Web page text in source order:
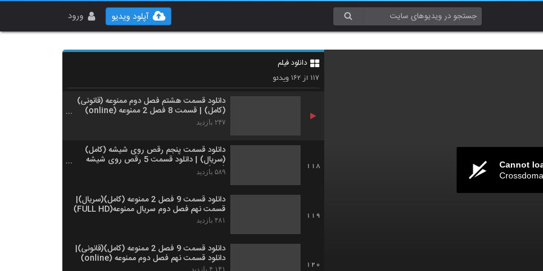
ورود آپلود ویدیو
Cannot
دانلود فیلم
۱۱۷ از ۱۶۲ ویدئو
(سریال) | قسمت 4 رقص روی شیشه (HD)
116
قسمت 4 سریال رقص روی شیشه (کامل)
دانلود قسمت هشتم فصل دوم ممنوعه (قانونی)
(کامل) | قسمت 8 فصل 2 ممنوعه (online)
(fullHD)
۲۴۷ بازدید
118
دانلود قسمت پنجم رقص روی شیشه (کامل)
(سریال) | دانلود قسمت 5 رقص روی شیشه
(HD)
۵۸۹ بازدید
119
دانلود قسمت 9 فصل 2 ممنوعه (کامل)(سریال)|
قسمت نهم فصل دوم سریال ممنوعه(FULL HD)
۴۸۱ بازدید
120
دانلود قسمت 9 فصل 2 ممنوعه (کامل)(قانونی)|
دانلود قسمت نهم فصل دوم ممنوعه (online)